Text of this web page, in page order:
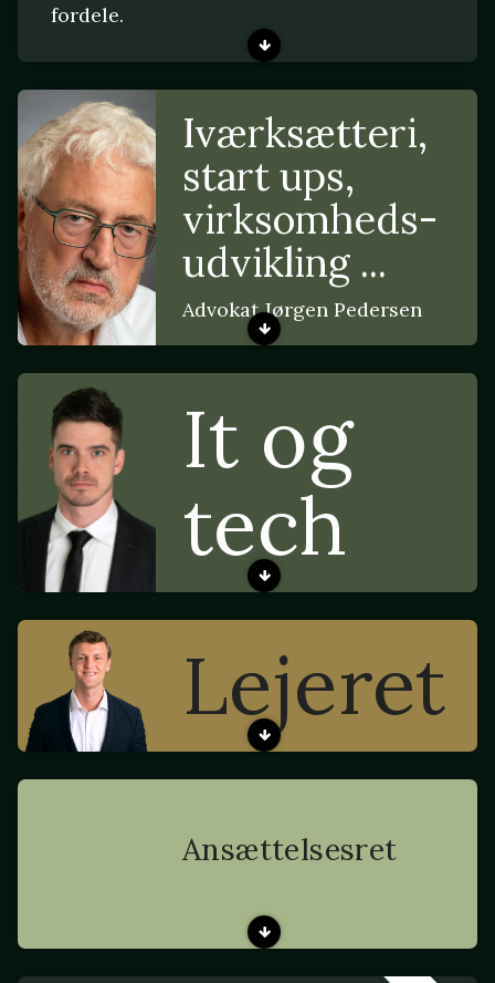
fordele.
Iværksætteri,
start ups,
virksomheds-
udvikling ...
Advokat Jørgen Pedersen
It og
tech
Lejeret
Ansættelsesret